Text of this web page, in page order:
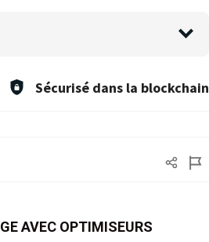
Sécurisé dans la blockchain
AVEC OPTIMISEURS